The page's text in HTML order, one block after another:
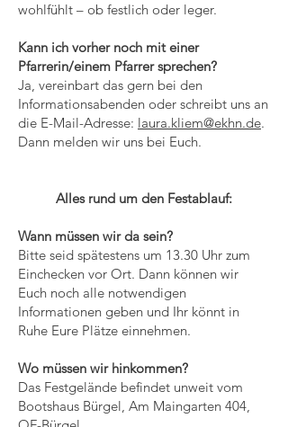
wohlfühlt – ob festlich oder leger.
Kann ich vorher noch mit einer
Pfarrerin/einem Pfarrer sprechen?
Ja, vereinbart das gern bei den
Informationsabenden oder schreibt uns an
die E-Mail-Adresse: laura.kliem@ekhn.de.
Dann melden wir uns bei Euch.
Alles rund um den Festablauf:
Wann müssen wir da sein?
Bitte seid spätestens um 13.30 Uhr zum
Einchecken vor Ort. Dann können wir
Euch noch alle notwendigen
Informationen geben und Ihr könnt in
Ruhe Eure Plätze einnehmen.
Wo müssen wir hinkommen?
Das Festgelände befindet unweit vom
Bootshaus Bürgel, Am Maingarten 404,